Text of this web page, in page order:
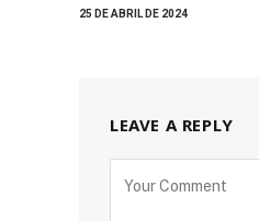
25 DE ABRIL DE 2024
LEAVE A REPLY